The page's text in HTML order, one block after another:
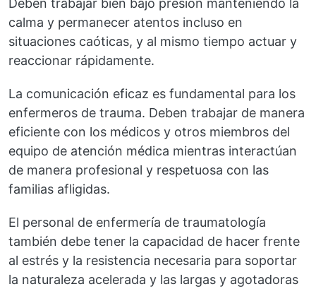
Deben trabajar bien bajo presión manteniendo la
calma y permanecer atentos incluso en
situaciones caóticas, y al mismo tiempo actuar y
reaccionar rápidamente.
La comunicación eficaz es fundamental para los
enfermeros de trauma. Deben trabajar de manera
eficiente con los médicos y otros miembros del
equipo de atención médica mientras interactúan
de manera profesional y respetuosa con las
familias afligidas.
El personal de enfermería de traumatología
también debe tener la capacidad de hacer frente
al estrés y la resistencia necesaria para soportar
la naturaleza acelerada y las largas y agotadoras